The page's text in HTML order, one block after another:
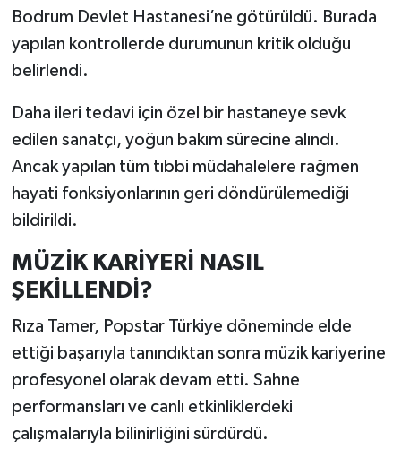
Bodrum Devlet Hastanesi’ne götürüldü. Burada
yapılan kontrollerde durumunun kritik olduğu
belirlendi.
Daha ileri tedavi için özel bir hastaneye sevk
edilen sanatçı, yoğun bakım sürecine alındı.
Ancak yapılan tüm tıbbi müdahalelere rağmen
hayati fonksiyonlarının geri döndürülemediği
bildirildi.
MÜZİK KARİYERİ NASIL
ŞEKİLLENDİ?
Rıza Tamer, Popstar Türkiye döneminde elde
ettiği başarıyla tanındıktan sonra müzik kariyerine
profesyonel olarak devam etti. Sahne
performansları ve canlı etkinliklerdeki
çalışmalarıyla bilinirliğini sürdürdü.